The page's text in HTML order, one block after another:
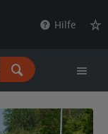
Hilfe